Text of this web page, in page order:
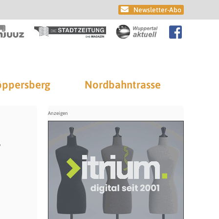
Newsletter-Abo
Nordbahntrasse